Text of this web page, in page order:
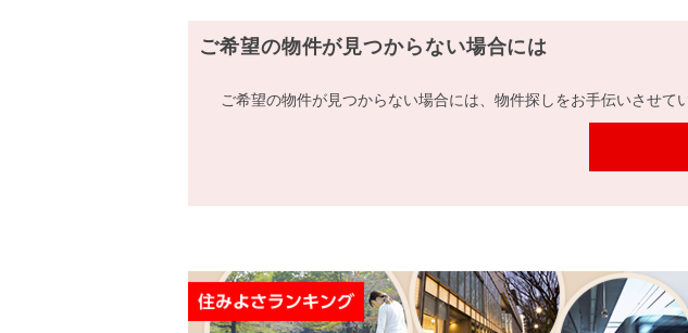
ご希望の物件が見つからない場合には
ご希望の物件が見つからない場合には、物件探しをお手伝いさせて